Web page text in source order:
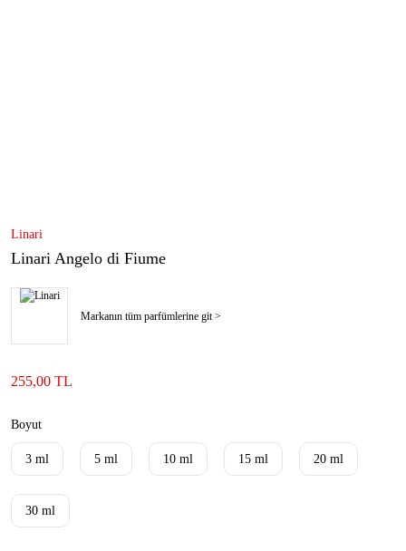
Linari
Linari Angelo di Fiume
Markanın tüm parfümlerine git >
255,00 TL
Boyut
3 ml 5 ml 10 ml 15 ml 20 ml
30 ml